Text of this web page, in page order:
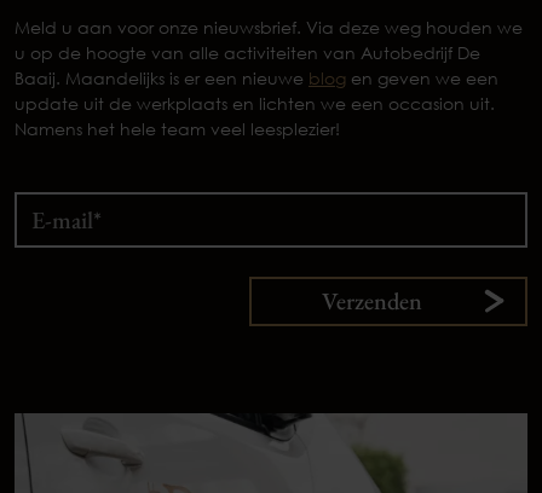
Meld u aan voor onze nieuwsbrief. Via deze weg houden we
u op de hoogte van alle activiteiten van Autobedrijf De
Baaij. Maandelijks is er een nieuwe blog en geven we een
update uit de werkplaats en lichten we een occasion uit.
Namens het hele team veel leesplezier!
Verzenden